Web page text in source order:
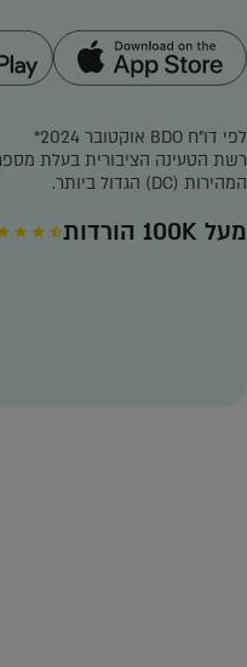
לפי דו"ח BDO אוקטובר 2024*
רשת הטעינה הציבורית בעלת
המהירות (DC) הגדול ביותר.
מעל 100K הורדות